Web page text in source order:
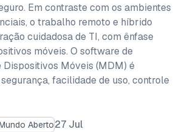
Em contraste com os ambientes
o trabalho remoto e híbrido
cuidadosa de TI, com ênfase
móveis. O software de
Dispositivos Móveis (MDM) é
facilidade de uso, controle
Aberto27 Jul